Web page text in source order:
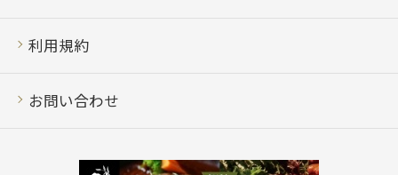
利用規約
お問い合わせ